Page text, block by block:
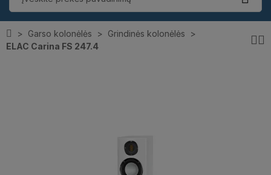
Garso kolonėlės
Grindinės kolonėlės
ELAC Carina FS 247.4